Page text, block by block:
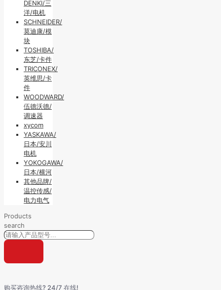
DENKI/三
洋/电机
SCHNEIDER/
莫迪康/模
块
TOSHIBA/
东芝/卡件
TRICONEX/
英维思/卡
件
WOODWARD/
伍德沃德/
调速器
xycom
YASKAWA/
日本/安川
电机
YOKOGAWA/
日本/横河
其他品牌/
温控传感/
电力电气
Products
search
购买咨询热线? 24/7 在线!